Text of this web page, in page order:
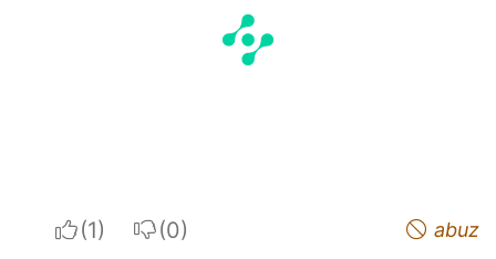
I apreciateI do not appreciate abuz